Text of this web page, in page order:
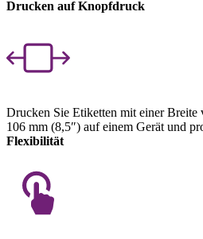
Drucken auf Knopfdruck
Drucken Sie Etiketten mit einer Breite
106 mm (8,5″) auf einem Gerät und
Flexibilität